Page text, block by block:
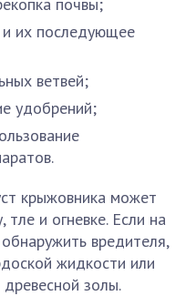
и их последующее
ветвей;
удобрений;
крыжовника может
и огневке. Если на
вредителя,
жидкости или
золы.